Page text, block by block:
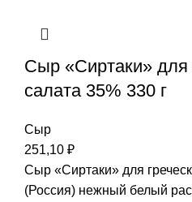
Сыр «Сиртаки» для
салата 35% 330 г
Сыр
251,10 ₽
Сыр «Сиртаки» для
(Россия) нежный белый